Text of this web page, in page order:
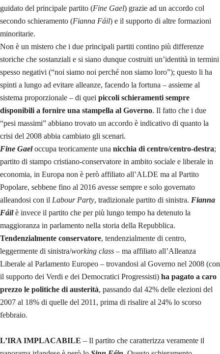
guidato del principale partito (Fine Gael) grazie ad un accordo col
secondo schieramento (Fianna Fáil) e il supporto di altre formazioni
minoritarie.
Non è un mistero che i due principali partiti contino più differenze
storiche che sostanziali e si siano dunque costruiti un’identità in termini
spesso negativi (“noi siamo noi perché non siamo loro”); questo li ha
spinti a lungo ad evitare alleanze, facendo la fortuna – assieme al
sistema proporzionale – di quei piccoli schieramenti sempre
disponibili a fornire una stampella al Governo. Il fatto che i due
“pesi massimi” abbiano trovato un accordo è indicativo di quanto la
crisi del 2008 abbia cambiato gli scenari.
Fine Gael occupa teoricamente una nicchia di centro/centro-destra;
partito di stampo cristiano-conservatore in ambito sociale e liberale in
economia, in Europa non è però affiliato all’ALDE ma al Partito
Popolare, sebbene fino al 2016 avesse sempre e solo governato
alleandosi con il Labour Party, tradizionale partito di sinistra. Fianna
Fáilè invece il partito che per più lungo tempo ha detenuto la
maggioranza in parlamento nella storia della Repubblica.
Tendenzialmente conservatore, tendenzialmente di centro,
leggermente di sinistra/working class – ma affiliato all’Alleanza
Liberale al Parlamento Europeo – trovandosi al Governo nel 2008 (con
il supporto dei Verdi e dei Democratici Progressisti) ha pagato a caro
prezzo le politiche di austerità, passando dal 42% delle elezioni del
2007 al 18% di quelle del 2011, prima di risalire al 24% lo scorso
febbraio.
L’IRA IMPLACABILE – Il partito che caratterizza veramente il